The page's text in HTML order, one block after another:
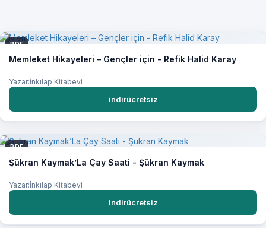
PDF
Memleket Hikayeleri – Gençler için - Refik Halid Karay
Yazar:İnkılap Kitabevi
indirücretsiz
PDF
Şükran Kaymak’La Çay Saati - Şükran Kaymak
Yazar:İnkılap Kitabevi
indirücretsiz